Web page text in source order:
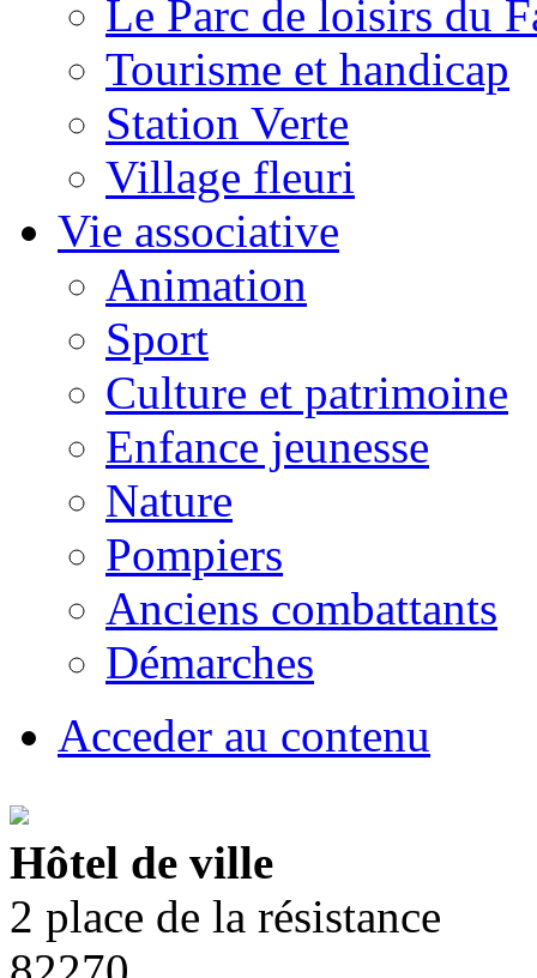
Le Parc de loisirs du
Tourisme et handicap
Station Verte
Village fleuri
Vie associative
Animation
Sport
Culture et patrimoine
Enfance jeunesse
Nature
Pompiers
Anciens combattants
Démarches
Acceder au contenu
Hôtel de ville
2 place de la résistance